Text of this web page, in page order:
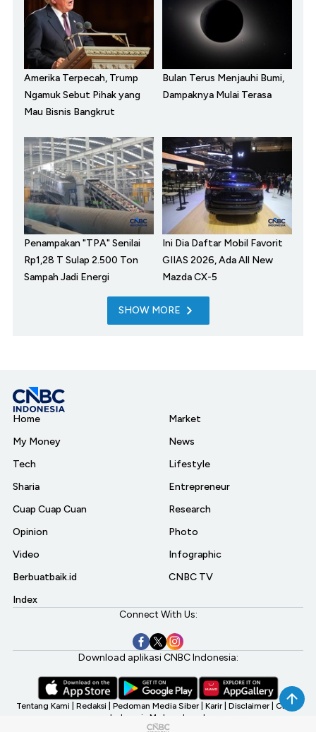
Amerika Terpecah, Trump
Ngamuk Sebut Pihak yang
Mau Bisnis Bangkrut
Bulan Terus Menjauhi Bumi,
Dampaknya Mulai Terasa
Penampakan "TPA" Senilai
Rp1,28 T Sulap 2.500 Ton
Sampah Jadi Energi
Ini Dia Daftar Mobil Favorit
GIIAS 2026, Ada All New
Mazda CX-5
SHOW MORE
Home
My Money
Tech
Sharia
Cuap Cuap Cuan
Opinion
Video
Berbuatbaik.id
Index
Market
News
Lifestyle
Entrepreneur
Research
Photo
Infographic
CNBC TV
Connect With Us:
Download aplikasi CNBC Indonesia:
Tentang Kami Redaksi Pedoman Media Siber Karir Disclaimer CNBC
Indonesia My Investment
©2026 CNBC Indonesia, A Transmedia Company